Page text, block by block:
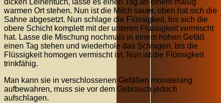
dicken Leinentuch, lasse es einen Tag an einem mäßig
warmen Ort stehen. Nun ist die Milch sauer, oben hat sich die
Sahne abgesetzt. Nun schlage die Flüssigkeit, bis sich die
obere Schicht komplett mit der unteren Flüssigkeit vermischt
hat. Lasse die Mischung nochmals in einem hohen Gefäß
einen Tag stehen und wiederhole das Schlagen, bis die
Flüssigkeit homogen vermischt ist. Nun ist die Flüssigkeit
trinkfähig.
Man kann sie in verschlossenen Gefäßen monatelang
aufbewahren, muss sie vor dem Gebrauch jedoch
aufschlagen.